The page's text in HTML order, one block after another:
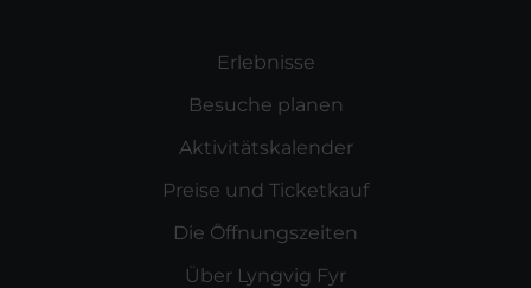
Erlebnisse
Besuche planen
Aktivitätskalender
Preise und Ticketkauf
Die Öffnungszeiten
Über Lyngvig Fyr